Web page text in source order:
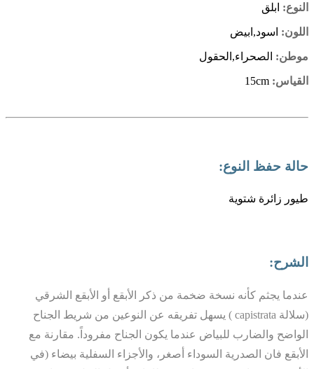
النوع: ابلق
اللون: اسود,ابيض
موطن: الصحراء,الحقول
القياس:
حالة حفظ النوع:
طيور زائرة شتوية
الشرح:
عندما يجثم كأنه نسخة ضخمة من ذكر الأبقع أو الأبقع الشرقي
(سلالة capistrata ) يسهل تفريقه عن النوعين من شريط الجناح
الواضح والضارب للبياض عندما يكون الجناح مفروداً. مقارنة مع
الأبقع فان الصدرية السوداء أصغر، والأجزاء السفلية بيضاء (في